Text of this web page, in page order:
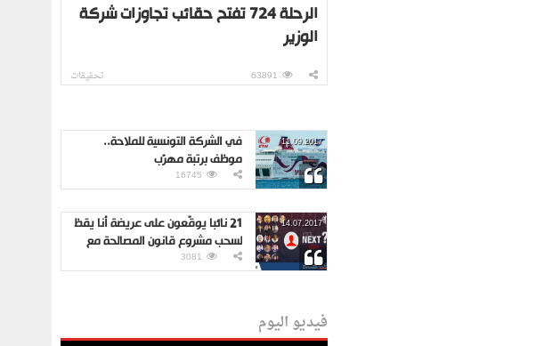
الرحلة 724 تفتح حقائب تجاوزات شركة
الوزير
تحقيقات 63891
11.09.2017
في الشركة التونسية للملاحة..
موظف برتبة مهرّب
16745
14.07.2017
21 نائبا يوقّعون على عريضة أنا يقظ
لسحب مشروع قانون المصالحة مع
الفاسدين3081
فيديو اليوم